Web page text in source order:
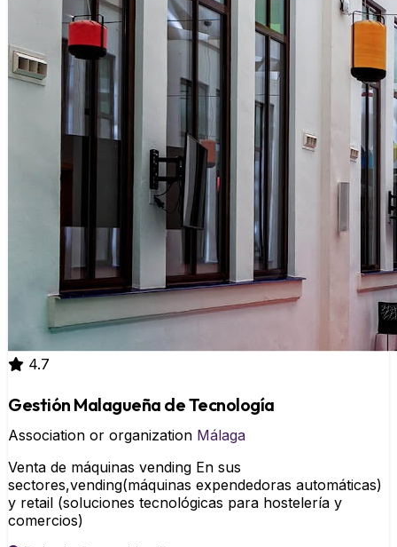
4.7
Gestión Malagueña de Tecnología
Association or organization Málaga
Venta de máquinas vending En sus
sectores,vending(máquinas expendedoras automáticas)
y retail (soluciones tecnológicas para hostelería y
comercios)